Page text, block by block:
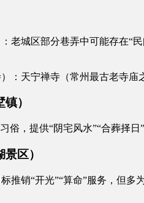
老城区部分巷弄中可能存在“
：天宁禅寺（常州最古老寺庙
）
俗，提供“阴宅风水”“合葬择
区）
推销“开光”“算命”服务，但多